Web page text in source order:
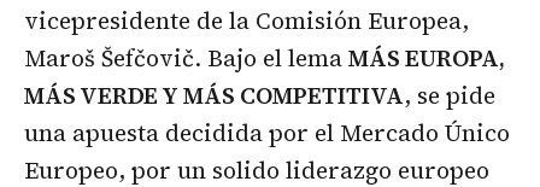
vicepresidente de la Comisión Europea,
Maroš Šefčovič. Bajo el lemaMÁS EUROPA,
MÁS VERDE Y MÁS COMPETITIVA, se pide
una apuesta decidida por el Mercado Único
Europeo, por un solido liderazgo europeo